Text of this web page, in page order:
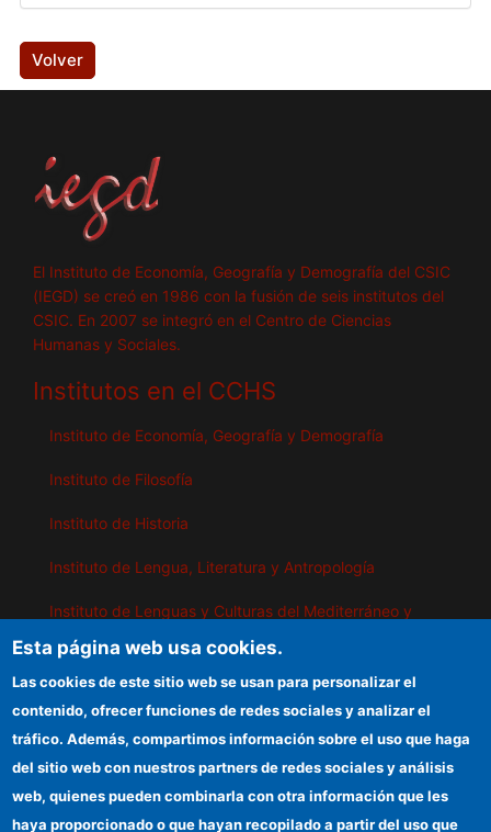
Volver
El Instituto de Economía, Geografía y Demografía del CSIC
(IEGD) se creó en 1986 con la fusión de seis institutos del
CSIC. En 2007 se integró en el Centro de Ciencias
Humanas y Sociales.
Institutos en el CCHS
Instituto de Economía, Geografía y Demografía
Instituto de Filosofía
Instituto de Historia
Instituto de Lengua, Literatura y Antropología
Instituto de Lenguas y Culturas del Mediterráneo y
Instituto de Políticas y Bienes Públicos
IEGD
Sede electrónica CSIC
Esta página web usa cookies.
Las cookies de este sitio web se usan para personalizar el
contenido, ofrecer funciones de redes sociales y analizar el
tráfico. Además, compartimos información sobre el uso que haga
del sitio web con nuestros partners de redes sociales y análisis
web, quienes pueden combinarla con otra información que les
haya proporcionado o que hayan recopilado a partir del uso que